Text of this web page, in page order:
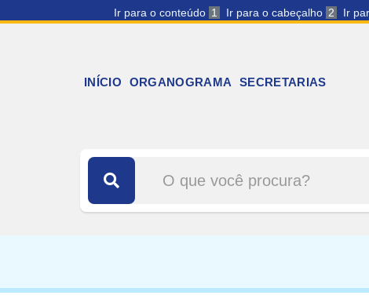
Ir para o conteúdo 1 Ir para o cabeçalho 2 Ir
INÍCIO ORGANOGRAMA SECRETARIAS